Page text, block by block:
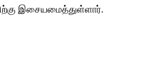
இசையமைத்துள்ளார்.